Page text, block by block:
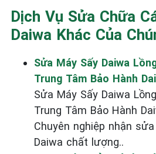
Dịch Vụ Sửa Chữa
Daiwa Khác Của
Sửa Máy Sấy Daiwa
Trung Tâm Bảo Hành
Sửa Máy Sấy Daiwa
Trung Tâm Bảo Hành
Chuyên nghiệp nhận
Daiwa chất lượng..